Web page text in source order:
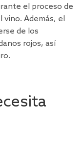
el proceso de
vino. Además, el
de los
rojos, así